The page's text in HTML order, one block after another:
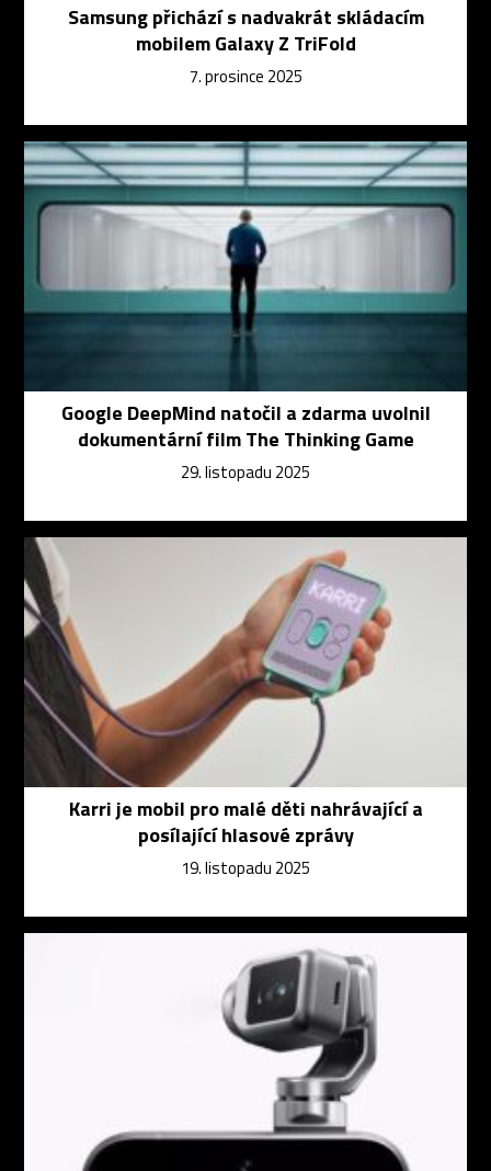
Samsung přichází s nadvakrát skládacím
mobilem Galaxy Z TriFold
7. prosince 2025
Google DeepMind natočil a zdarma uvolnil
dokumentární film The Thinking Game
29. listopadu 2025
Karri je mobil pro malé děti nahrávající a
posílající hlasové zprávy
19. listopadu 2025